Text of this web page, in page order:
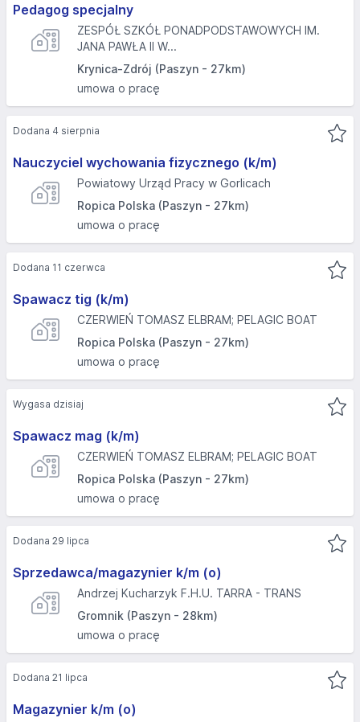
Pedagog specjalny
ZESPÓŁ SZKÓŁ PONADPODSTAWOWYCH IM.
JANA PAWŁA II W...
Krynica-Zdrój (Paszyn - 27km)
umowa o pracę
Nauczyciel wychowania fizycznego (k/m)
Powiatowy Urząd Pracy w Gorlicach
Ropica Polska (Paszyn - 27km)
umowa o pracę
Dodana 4 sierpnia
Spawacz tig (k/m)
CZERWIEŃ TOMASZ ELBRAM; PELAGIC BOAT
Ropica Polska (Paszyn - 27km)
umowa o pracę
Dodana 11 czerwca
Spawacz mag (k/m)
CZERWIEŃ TOMASZ ELBRAM; PELAGIC BOAT
Ropica Polska (Paszyn - 27km)
umowa o pracę
Wygasa dzisiaj
Sprzedawca/magazynier k/m (o)
Andrzej Kucharzyk F.H.U. TARRA - TRANS
Gromnik (Paszyn - 28km)
umowa o pracę
Dodana 29 lipca
Magazynier k/m (o)
Dodana 21 lipca